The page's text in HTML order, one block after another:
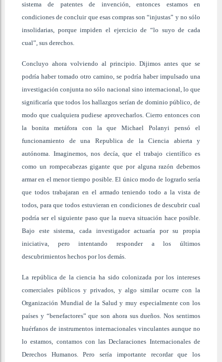
sistema de patentes de invención, entonces estamos en
condiciones de concluir que esas compras son “injustas” y no sólo
insolidarias, porque impiden el ejercicio de “lo suyo de cada
cual”, sus derechos.
Concluyo ahora volviendo al principio.Dijimos antes que se
podría haber tomado otro camino, se podría haber impulsado una
investigación conjunta no sólo nacional sino internacional, lo que
significaría que todos los hallazgos serían de dominio público, de
modo que cualquiera pudiese aprovecharlos. Cierro entonces con
la bonita metáfora con la que Michael Polanyi pensó el
funcionamiento de una Republica de la Ciencia abierta y
autónoma. Imaginemos, nos decía, que el trabajo científico es
como un rompecabezas gigante que por alguna razón debemos
armar en el menor tiempo posible. El único modo de lograrlo sería
que todos trabajaran en el armado teniendo todo a la vista de
todos, para que todos estuvieran en condiciones de descubrir cual
podría ser el siguiente paso que la nueva situación hace posible.
Bajo este sistema, cada investigador actuaría por su propia
iniciativa, pero intentando responder a los últimos
descubrimientos hechos por los demás.
La república de la ciencia ha sido colonizada por los intereses
comerciales públicos y privados, y algo similar ocurre con la
Organización Mundial de la Salud y muy especialmente con los
países y “benefactores” que son ahora sus dueños. Nos sentimos
huérfanos de instrumentos internacionales vinculantes aunque no
lo estamos, contamos con las Declaraciones Internacionales de
Derechos Humanos. Pero sería importante recordar que los